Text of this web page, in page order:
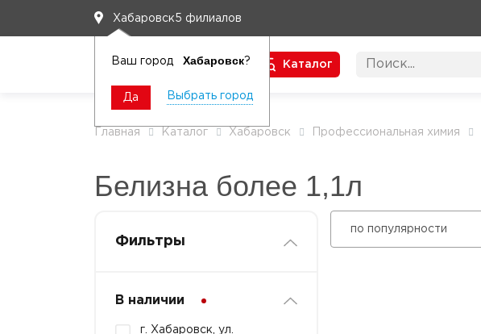
Хабаровск5 филиалов
Ваш город Хабаровск?
Да Выбрать город
Каталог
Главная Каталог Хабаровск Профессиональная химия
Белизна более 1,1л
Фильтры
В наличии
г. Хабаровск, ул.
по популярности